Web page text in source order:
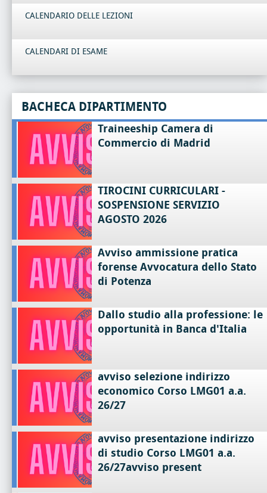
CALENDARIO DELLE LEZIONI
CALENDARI DI ESAME
BACHECA DIPARTIMENTO
Traineeship Camera di
Commercio di Madrid
TIROCINI CURRICULARI -
SOSPENSIONE SERVIZIO
AGOSTO 2026
Avviso ammissione pratica
forense Avvocatura dello Stato
di Potenza
Dallo studio alla professione: le
opportunità in Banca d'Italia
avviso selezione indirizzo
economico Corso LMG01 a.a.
26/27
avviso presentazione indirizzo
di studio Corso LMG01 a.a.
26/27avviso present